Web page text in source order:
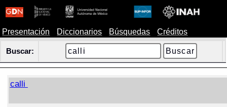
Presentación Diccionarios Búsquedas Créditos
Buscar:
calli